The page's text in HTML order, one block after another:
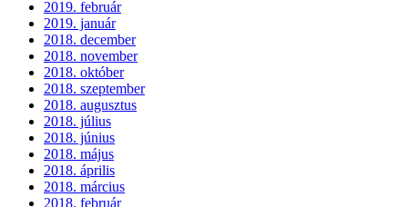
2019. február
2019. január
2018. december
2018. november
2018. október
2018. szeptember
2018. augusztus
2018. július
2018. június
2018. május
2018. április
2018. március
2018. február